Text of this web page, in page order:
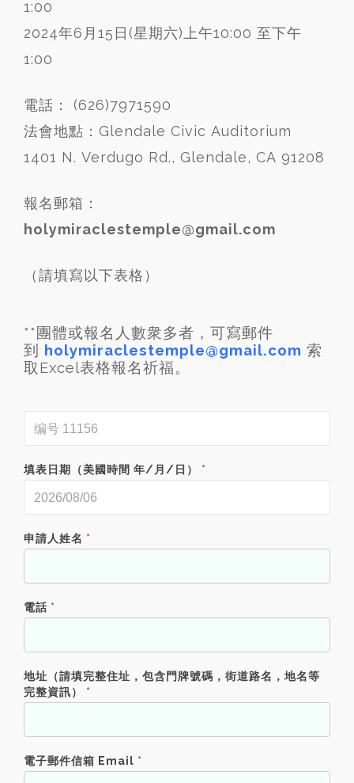
1:00
2024年6月15日(星期六)上午10:00 至下午
1:00
電話： (626)7971590
法會地點：Glendale Civic Auditorium
1401 N. Verdugo Rd., Glendale, CA 91208
報名郵箱：
holymiraclestemple@gmail.com
（請填寫以下表格）
**團體或報名人數衆多者，可寫郵件
到 holymiraclestemple@gmail.com 索
取Excel表格報名祈福。
填表日期（美國時間 年/月/日） *
申請人姓名 *
電話 *
地址（請填完整住址，包含門牌號碼，街道路名，地名等
完整資訊） *
電子郵件信箱 Email *